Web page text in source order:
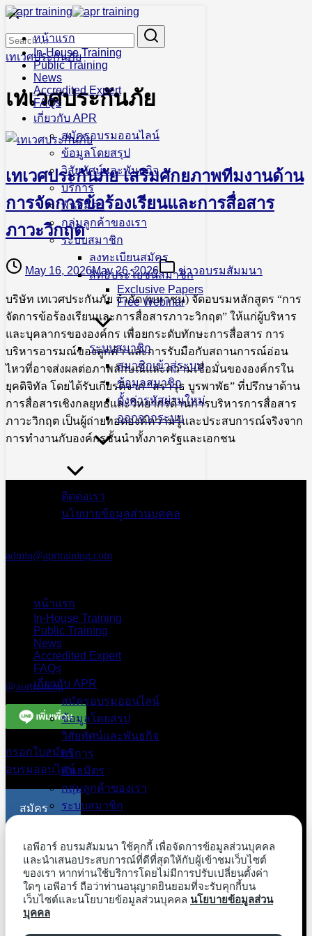
Skip
contentหน้าแรก
In-House Training
Public Training
News
Accredited Expert
FAQs
เกี่ยวกับ APR
สมัครอบรมออนไลน์
ข้อมูลโดยสรุป
วิสัยทัศน์และพันธกิจ
บริการ
พันธมิตร
กลุ่มลูกค้าของเรา
ระบบสมาชิก
ลงทะเบียนสมัคร
สิทธิประโยชน์สมาชิก
Exclusive Papers
Free Webinar
ระบบสมาชิก
สมาชิกเข้าสู่ระบบ
ข้อมูลสมาชิก
ตั้งค่ารหัสผ่านใหม่
ออกจากระบบ
ติดต่อเรา
นโยบายข้อมูลส่วนบุคคล
หน้าแรก
In-House Training
Public Training
News
Accredited Expert
FAQs
เกี่ยวกับ APR
สมัครอบรมออนไลน์
ข้อมูลโดยสรุป
วิสัยทัศน์และพันธกิจ
บริการ
พันธมิตร
กลุ่มลูกค้าของเรา
ระบบสมาชิก
สิทธิประโยชน์สมาชิก
Exclusive Papers
Free Webinar
for:
เทเวศประกันภัย
เทเวศประกันภัย
เทเวศประกันภัย เสริมศักยภาพทีมงานด้าน
การจัดการข้อร้องเรียนและการสื่อสาร
ภาวะวิกฤต
May 16, 2026May 26, 2026 ข่าวอบรมสัมมนา
บริษัท เทเวศประกันภัย จำกัด (มหาชน) จัดอบรมหลักสูตร “การ
จัดการข้อร้องเรียนและการสื่อสารภาวะวิกฤต” ให้แก่ผู้บริหาร
และบุคลากรขององค์กร เพื่อยกระดับทักษะการสื่อสาร การ
บริหารอารมณ์ของลูกค้า และการรับมือกับสถานการณ์อ่อน
ไหวที่อาจส่งผลต่อภาพลักษณ์และความเชื่อมั่นขององค์กรใน
ยุคดิจิทัล โดยได้รับเกียรติจาก “สราวุธ บูรพาพัธ” ที่ปรึกษาด้าน
การสื่อสารเชิงกลยุทธ์และวิทยากรด้านการบริหารการสื่อสาร
ภาวะวิกฤต เป็นผู้ถ่ายทอดองค์ความรู้และประสบการณ์จริงจาก
การทำงานกับองค์กรชั้นนำทั้งภาครัฐและเอกชน
สอบถามข้อมูล
admin@aprtraining.com
โทรศัพท์สาย
ด่วน 094-663-
Line Official
@aprtraining
กรอกใบสมัคร
อบรมออนไลน์
สมัคร
ออนไลน์
ขอใบเสนอ
ราคาอบรม
ภายในองค์กร
เอพีอาร์ อบรมสัมมนา ใช้คุกกี้ เพื่อจัดการข้อมูลส่วนบุคคล
และนำเสนอประสบการณ์ที่ดีที่สุดให้กับผู้เข้าชมเว็บไซต์
ของเรา หากท่านใช้บริการโดยไม่มีการปรับเปลี่ยนตั้งค่า
ใดๆ เอพีอาร์ ถือว่าท่านอนุญาตยินยอมที่จะรับคุกกี้บน
เว็บไซต์และนโยบายข้อมูลส่วนบุคคล นโยบายข้อมูลส่วน
บุคคล